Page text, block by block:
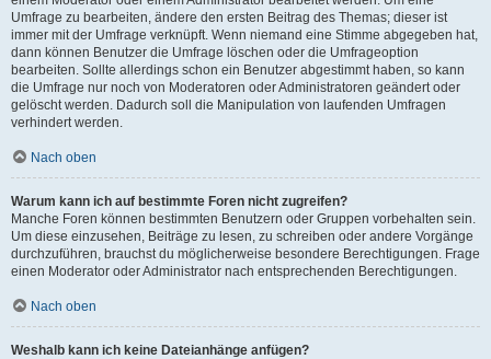
Umfrage zu bearbeiten, ändere den ersten Beitrag des Themas; dieser ist
immer mit der Umfrage verknüpft. Wenn niemand eine Stimme abgegeben hat,
dann können Benutzer die Umfrage löschen oder die Umfrageoption
bearbeiten. Sollte allerdings schon ein Benutzer abgestimmt haben, so kann
die Umfrage nur noch von Moderatoren oder Administratoren geändert oder
gelöscht werden. Dadurch soll die Manipulation von laufenden Umfragen
verhindert werden.
Nach oben
Warum kann ich auf bestimmte Foren nicht zugreifen?
Manche Foren können bestimmten Benutzern oder Gruppen vorbehalten sein.
Um diese einzusehen, Beiträge zu lesen, zu schreiben oder andere Vorgänge
durchzuführen, brauchst du möglicherweise besondere Berechtigungen. Frage
einen Moderator oder Administrator nach entsprechenden Berechtigungen.
Nach oben
Weshalb kann ich keine Dateianhänge anfügen?